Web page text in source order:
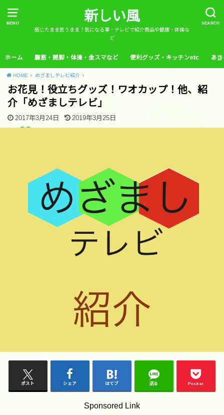
MENU SEARCH
新しい風
感じたまま思うまま！気になる事・テレビで紹介商品や健康・体操な
ど
ホーム 腹筋・開脚・体操・金スマなど 便利グッズ・キッチンetc あ
HOME めざましテレビ紹介
お花見！役立ちグッズ！ワオカップ！他、紹
介「めざましテレビ」
2017年3月24日 2019年3月25日
ポスト シェア はてブ 送る Pocket
Sponsored Link